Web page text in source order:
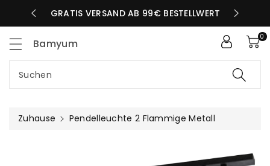
TAG GRATIS VERSAND AB 99€ BESTELLWERT
Bamyum
Suchen
0
Zuhause Pendelleuchte 2 Flammige Metall